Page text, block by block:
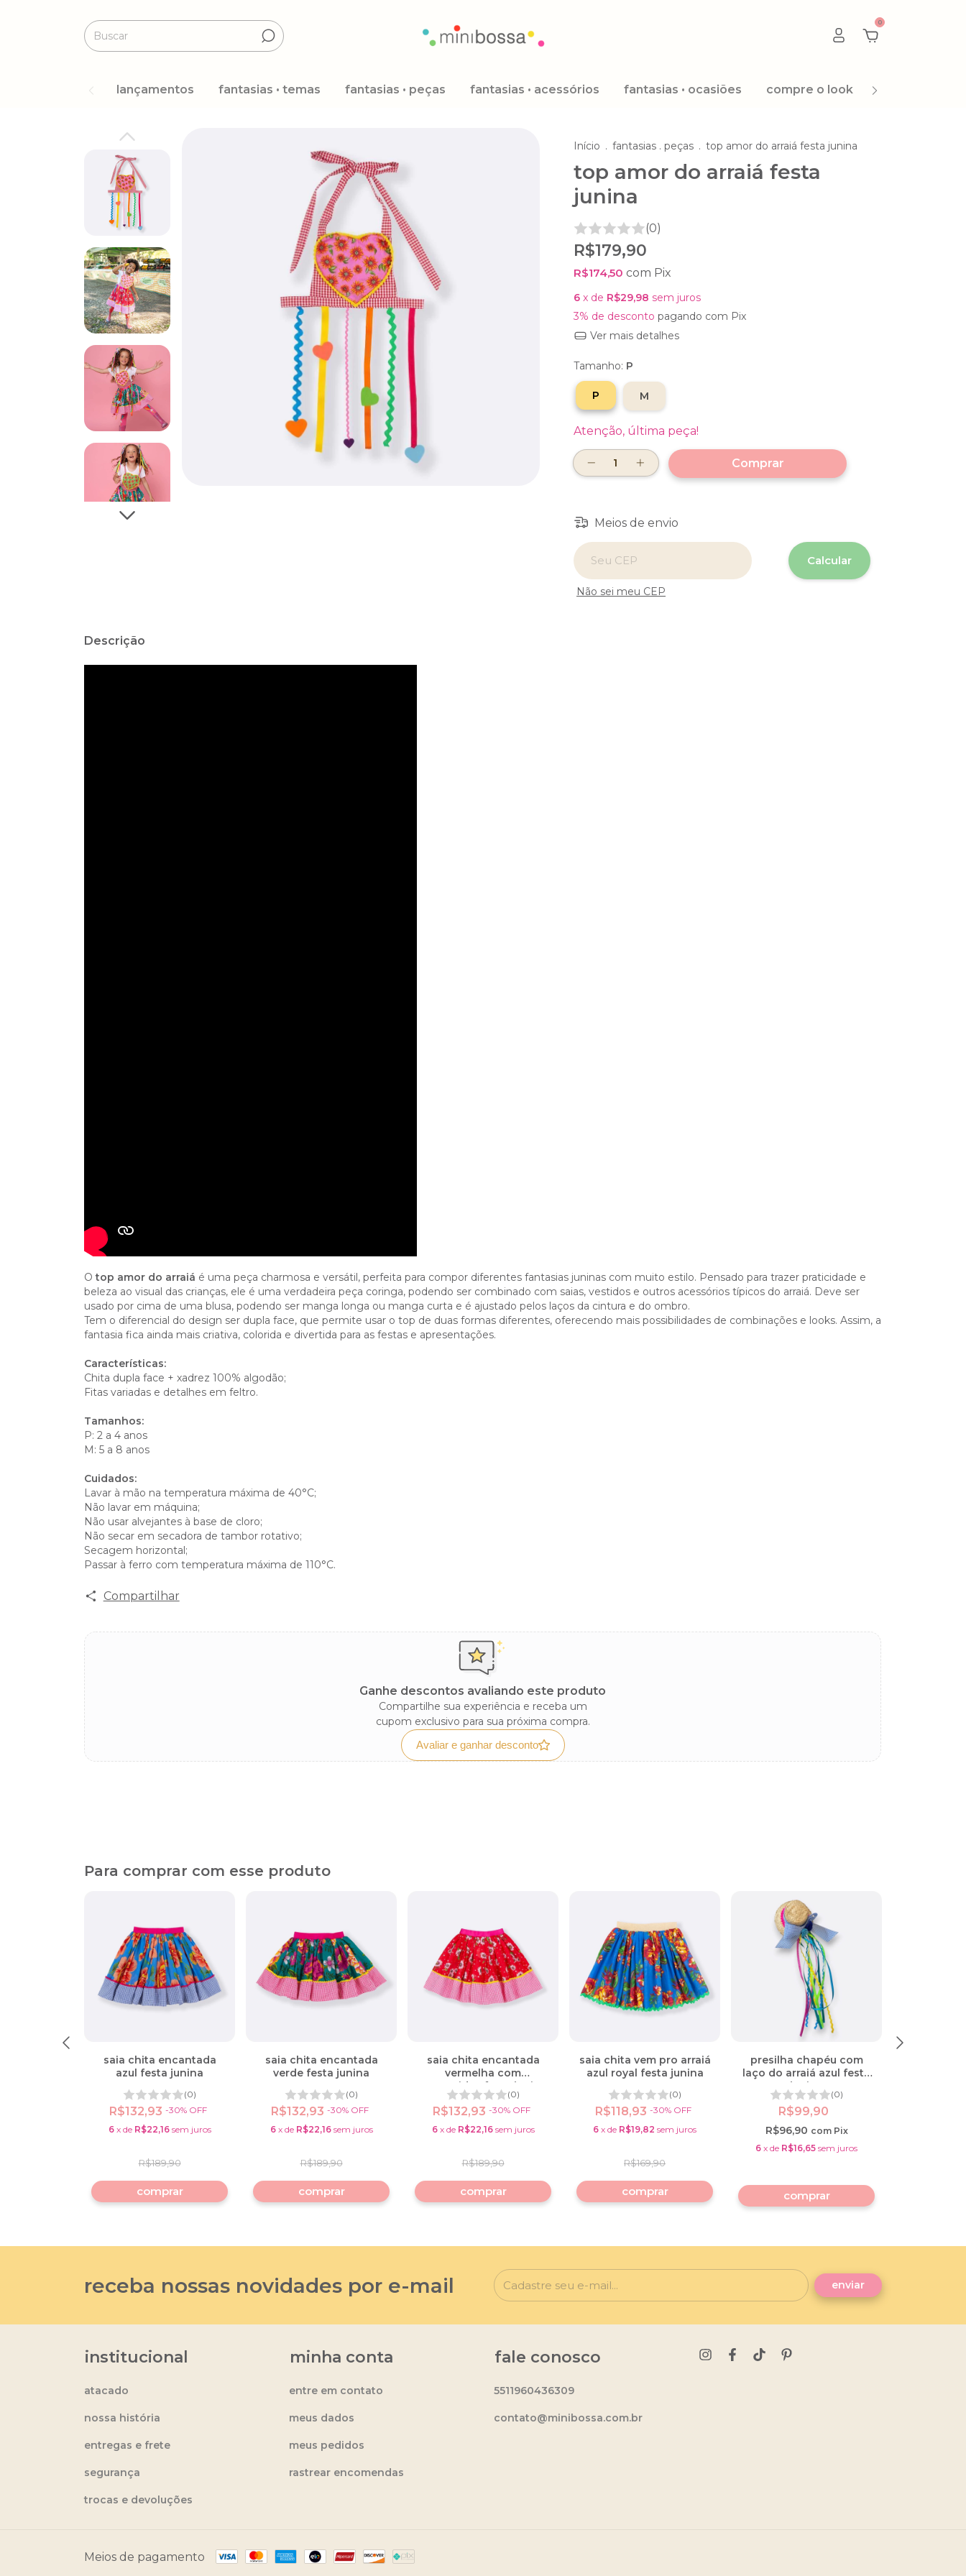
0
lançamentos fantasias • temas fantasias • peças fantasias • acessórios fantasias • ocasiões compre o look
Início . fantasias . peças . top amor do arraiá festa junina
top amor do arraiá festa
junina
(0)
R$179,90
R$174,50 com Pix
6 x de R$29,98 sem juros
3% de desconto pagando com Pix
Ver mais detalhes
Tamanho: P
P M
Atenção, última peça!
Meios de envio
Entregas para o CEP:
Calcular
Não sei meu CEP
Descrição
Otop amor do arraiá é uma peça charmosa e versátil, perfeita para compor diferentes fantasias juninas com muito estilo. Pensado para trazer praticidade e
beleza ao visual das crianças, ele é uma verdadeira peça coringa, podendo ser combinado com saias, vestidos e outros acessórios típicos do arraiá. Deve ser
usado por cima de uma blusa, podendo ser manga longa ou manga curta e é ajustado pelos laços da cintura e do ombro.
Tem o diferencial do design ser dupla face, que permite usar o top de duas formas diferentes, oferecendo mais possibilidades de combinações e looks. Assim, a
fantasia fica ainda mais criativa, colorida e divertida para as festas e apresentações.
Características:
Chita dupla face + xadrez 100% algodão;
Fitas variadas e detalhes em feltro.
Tamanhos:
P: 2 a 4 anos
M: 5 a 8 anos
Cuidados:
Lavar à mão na temperatura máxima de 40°C;
Não lavar em máquina;
Não usar alvejantes à base de cloro;
Não secar em secadora de tambor rotativo;
Secagem horizontal;
Passar à ferro com temperatura máxima de 110°C.
Compartilhar
Ganhe descontos avaliando este produto
Compartilhe sua experiência e receba um
cupom exclusivo para sua próxima compra.
Avaliar e ganhar desconto
Para comprar com esse produto
saia chita encantada
azul festa junina
(0)
R$132,93 -30% OFF
R$189,90
6 x de R$22,16 sem juros
comprar
saia chita encantada
verde festa junina
(0)
R$132,93 -30% OFF
R$189,90
6 x de R$22,16 sem juros
comprar
saia chita encantada
vermelha com
margaridas festa junina
(0)
R$132,93 -30% OFF
R$189,90
6 x de R$22,16 sem juros
comprar
saia chita vem pro arraiá
azul royal festa junina
(0)
R$118,93 -30% OFF
R$169,90
6 x de R$19,82 sem juros
comprar
presilha chapéu com
laço do arraiá azul festa
junina
(0)
R$99,90
R$96,90 com Pix
6 x de R$16,65 sem juros
receba nossas novidades por e-mail
institucional
atacado
nossa história
entregas e frete
segurança
trocas e devoluções
minha conta
entre em contato
meus dados
meus pedidos
rastrear encomendas
fale conosco
5511960436309
contato@minibossa.com.br
Meios de pagamento